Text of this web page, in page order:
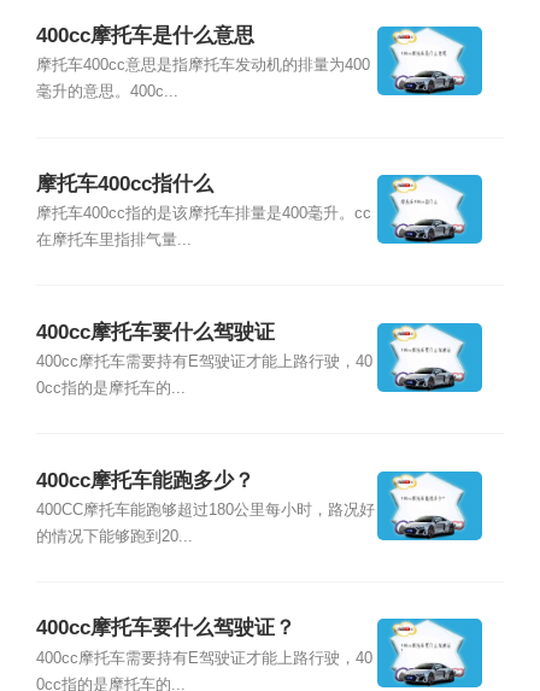
400cc摩托车是什么意思
摩托车400cc意思是指摩托车发动机的排量为400
毫升的意思。400c...
摩托车400cc指什么
摩托车400cc指的是该摩托车排量是400毫升。cc
在摩托车里指排气量...
400cc摩托车要什么驾驶证
400cc摩托车需要持有E驾驶证才能上路行驶，40
0cc指的是摩托车的...
400cc摩托车能跑多少？
400CC摩托车能跑够超过180公里每小时，路况好
的情况下能够跑到20...
400cc摩托车要什么驾驶证？
400cc摩托车需要持有E驾驶证才能上路行驶，40
0cc指的是摩托车的...